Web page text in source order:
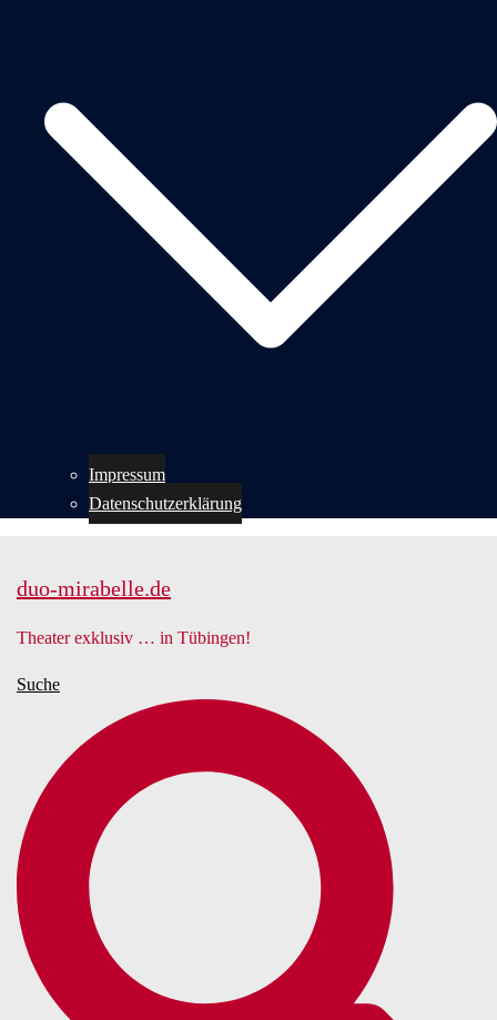
Impressum
Datenschutzerklärung
duo-mirabelle.de
Theater exklusiv … in Tübingen!
Suche